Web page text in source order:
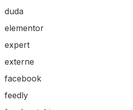
duda
elementor
expert
externe
facebook
feedly